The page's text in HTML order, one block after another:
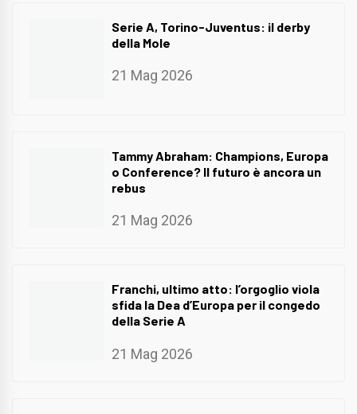
Serie A, Torino-Juventus: il derby
della Mole
21 Mag 2026
Tammy Abraham: Champions, Europa
o Conference? Il futuro è ancora un
rebus
21 Mag 2026
Franchi, ultimo atto: l’orgoglio viola
sfida la Dea d’Europa per il congedo
della Serie A
21 Mag 2026